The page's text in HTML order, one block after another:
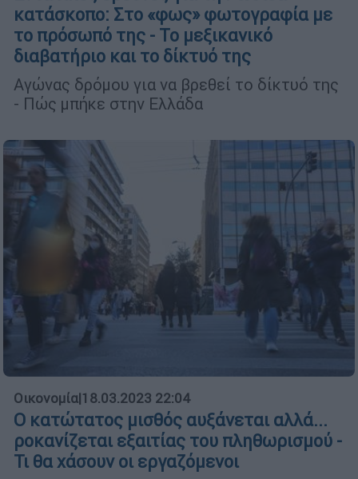
κατάσκοπο: Στο «φως» φωτογραφία με
το πρόσωπό της - Το μεξικανικό
διαβατήριο και το δίκτυό της
Αγώνας δρόμου για να βρεθεί το δίκτυό της
- Πώς μπήκε στην Ελλάδα
Οικονομία|18.03.2023 22:04
Ο κατώτατος μισθός αυξάνεται αλλά...
ροκανίζεται εξαιτίας του πληθωρισμού -
Τι θα χάσουν οι εργαζόμενοι